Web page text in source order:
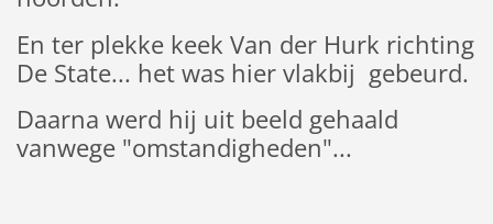
En ter plekke keek Van der Hurk richting
De State... het was hier vlakbij gebeurd.
Daarna werd hij uit beeld gehaald
vanwege "omstandigheden"...